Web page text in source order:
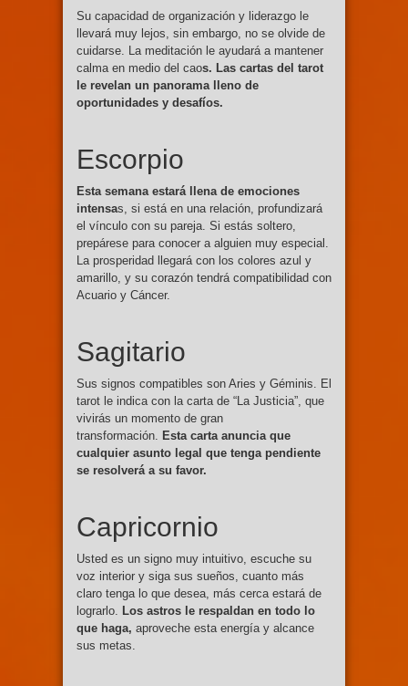
Su capacidad de organización y liderazgo le
llevará muy lejos, sin embargo, no se olvide de
cuidarse. La meditación le ayudará a mantener
calma en medio del caos. Las cartas del tarot
le revelan un panorama lleno de
oportunidades y desafíos.
Escorpio
Esta semana estará llena de emociones
intensas, si está en una relación, profundizará
el vínculo con su pareja. Si estás soltero,
prepárese para conocer a alguien muy especial.
La prosperidad llegará con los colores azul y
amarillo, y su corazón tendrá compatibilidad con
Acuario y Cáncer.
Sagitario
Sus signos compatibles son Aries y Géminis. El
tarot le indica con la carta de “La Justicia”, que
vivirás un momento de gran
transformación.
Esta carta anuncia que
cualquier asunto legal que tenga pendiente
se resolverá a su favor.
Capricornio
Usted es un signo muy intuitivo, escuche su
voz interior y siga sus sueños, cuanto más
claro tenga lo que desea, más cerca estará de
lograrlo.
Los astros le respaldan en todo lo
que haga, aproveche esta energía y alcance
sus metas.